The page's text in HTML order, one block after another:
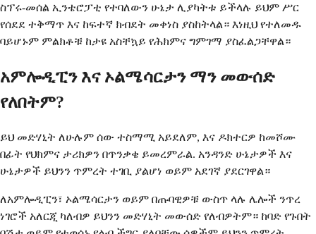
ስፕሩ-መሰል ኢንቴሮፓቲ የተባለውን ሁኔታ ሊያካትቱ ይችላሉ ይህም ሥር
የሰደደ ተቅማጥ እና ከፍተኛ ክብደት መቀነስ ያስከትላል። እነዚህ የተለመዱ
ባይሆኑም ምልክቶቹ ከታዩ አስቸኳይ የሕክምና ግምገማ ያስፈልጋቸዋል።
አምሎዲፒን እና ኦልሜሳርታን ማን መውሰድ
የለበትም?
ይህ መድሃኒት ለሁሉም ሰው ተስማሚ አይደለም, እና ዶክተርዎ ከመሾሙ
በፊት የህክምና ታሪክዎን በጥንቃቄ ይመረምራል. አንዳንድ ሁኔታዎች እና
ሁኔታዎች ይህንን ጥምረት ተገቢ ያልሆነ ወይም አደገኛ ያደርገዋል።
ለአምሎዲፒን፣ ኦልሜሳርታን ወይም በጡባዊዎቹ ውስጥ ላሉ ሌሎች ንጥረ
ነገሮች አለርጂ ካለብዎ ይህንን መድሃኒት መውሰድ የለብዎትም። ከባድ የጉበት